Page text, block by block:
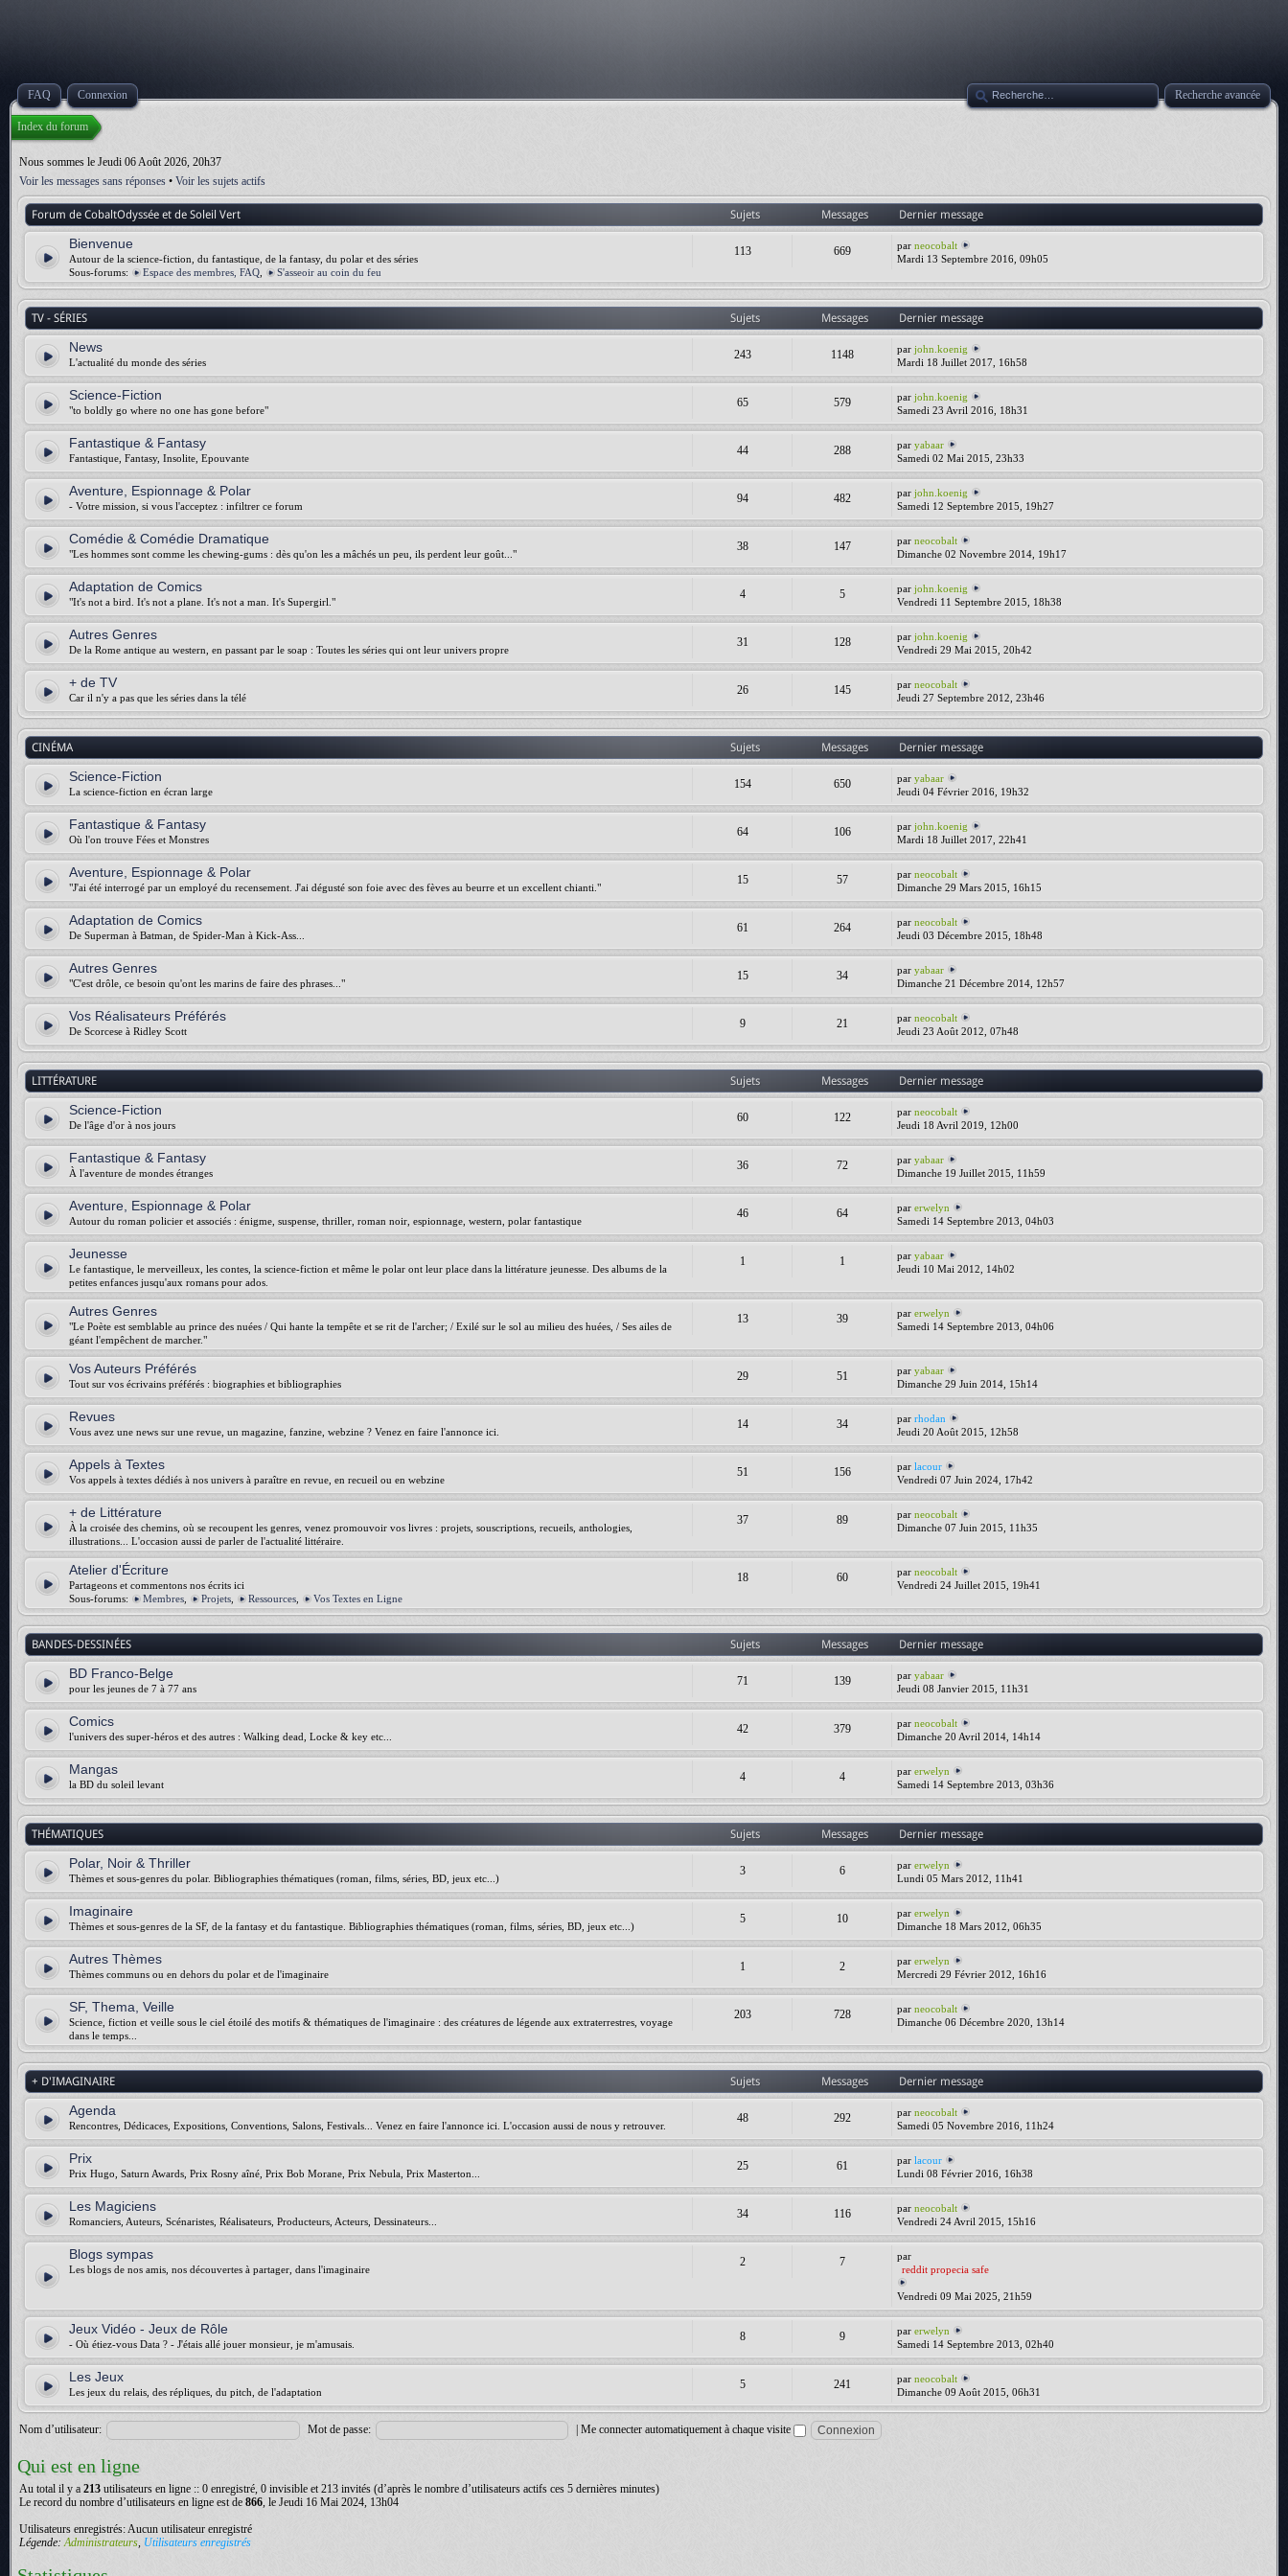
FAQ Connexion Recherche avancée
Index du forum
Nous sommes le Jeudi 06 Août 2026, 20h37
Voir les messages sans réponses • Voir les sujets actifs
Forum de CobaltOdyssée et de Soleil Vert Sujets Messages Dernier message
Bienvenue
Autour de la science-fiction, du fantastique, de la fantasy, du polar et des séries
Sous-forums:
Espace des membres, FAQ S'asseoir au coin du feu
113 669 parneocobalt
Mardi 13 Septembre 2016, 09h05
TV - SÉRIES Sujets Messages Dernier message
News
L'actualité du monde des séries
243 1148 parjohn.koenig
Mardi 18 Juillet 2017, 16h58
Science-Fiction
"to boldly go where no one has gone before"
65 579 parjohn.koenig
Samedi 23 Avril 2016, 18h31
Fantastique & Fantasy
Fantastique, Fantasy, Insolite, Epouvante
44 288 paryabaar
Samedi 02 Mai 2015, 23h33
Aventure, Espionnage & Polar
- Votre mission, si vous l'acceptez : infiltrer ce forum
94 482 parjohn.koenig
Samedi 12 Septembre 2015, 19h27
Comédie & Comédie Dramatique
"Les hommes sont comme les chewing-gums : dès qu'on les a mâchés un peu, ils perdent leur goût..."
38 147 parneocobalt
Dimanche 02 Novembre 2014, 19h17
Adaptation de Comics
"It's not a bird. It's not a plane. It's not a man. It's Supergirl."
4 5 parjohn.koenig
Vendredi 11 Septembre 2015, 18h38
Autres Genres
De la Rome antique au western, en passant par le soap : Toutes les séries qui ont leur univers propre
31 128 parjohn.koenig
Vendredi 29 Mai 2015, 20h42
+ de TV
Car il n'y a pas que les séries dans la télé
26 145 parneocobalt
Jeudi 27 Septembre 2012, 23h46
CINÉMA Sujets Messages Dernier message
Science-Fiction
La science-fiction en écran large
154 650 paryabaar
Jeudi 04 Février 2016, 19h32
Fantastique & Fantasy
Où l'on trouve Fées et Monstres
64 106 parjohn.koenig
Mardi 18 Juillet 2017, 22h41
Aventure, Espionnage & Polar
"J'ai été interrogé par un employé du recensement. J'ai dégusté son foie avec des fèves au beurre et un excellent chianti."
15 57 parneocobalt
Dimanche 29 Mars 2015, 16h15
Adaptation de Comics
De Superman à Batman, de Spider-Man à Kick-Ass...
61 264 parneocobalt
Jeudi 03 Décembre 2015, 18h48
Autres Genres
"C'est drôle, ce besoin qu'ont les marins de faire des phrases..."
15 34 paryabaar
Dimanche 21 Décembre 2014, 12h57
Vos Réalisateurs Préférés
De Scorcese à Ridley Scott
9 21 parneocobalt
Jeudi 23 Août 2012, 07h48
LITTÉRATURE Sujets Messages Dernier message
Science-Fiction
De l'âge d'or à nos jours
60 122 parneocobalt
Jeudi 18 Avril 2019, 12h00
Fantastique & Fantasy
À l'aventure de mondes étranges
36 72 paryabaar
Dimanche 19 Juillet 2015, 11h59
Aventure, Espionnage & Polar
Autour du roman policier et associés : énigme, suspense, thriller, roman noir, espionnage, western, polar fantastique
46 64 parerwelyn
Samedi 14 Septembre 2013, 04h03
Jeunesse
Le fantastique, le merveilleux, les contes, la science-fiction et même le polar ont leur place dans la littérature jeunesse. Des albums de la
petites enfances jusqu'aux romans pour ados.
1 1 paryabaar
Jeudi 10 Mai 2012, 14h02
Autres Genres
"Le Poète est semblable au prince des nuées / Qui hante la tempête et se rit de l'archer; / Exilé sur le sol au milieu des huées, / Ses ailes de
géant l'empêchent de marcher."
13 39 parerwelyn
Samedi 14 Septembre 2013, 04h06
Vos Auteurs Préférés
Tout sur vos écrivains préférés : biographies et bibliographies
29 51 paryabaar
Dimanche 29 Juin 2014, 15h14
Revues
Vous avez une news sur une revue, un magazine, fanzine, webzine ? Venez en faire l'annonce ici.
14 34 parrhodan
Jeudi 20 Août 2015, 12h58
Appels à Textes
Vos appels à textes dédiés à nos univers à paraître en revue, en recueil ou en webzine
51 156 parlacour
Vendredi 07 Juin 2024, 17h42
+ de Littérature
À la croisée des chemins, où se recoupent les genres, venez promouvoir vos livres : projets, souscriptions, recueils, anthologies,
illustrations... L'occasion aussi de parler de l'actualité littéraire.
37 89 parneocobalt
Dimanche 07 Juin 2015, 11h35
Atelier d'Écriture
Partageons et commentons nos écrits ici
Sous-forums:
Membres Projets Ressources Vos Textes en Ligne
18 60 parneocobalt
Vendredi 24 Juillet 2015, 19h41
BANDES-DESSINÉES Sujets Messages Dernier message
BD Franco-Belge
pour les jeunes de 7 à 77 ans
71 139 paryabaar
Jeudi 08 Janvier 2015, 11h31
Comics
l'univers des super-héros et des autres : Walking dead, Locke & key etc...
42 379 parneocobalt
Dimanche 20 Avril 2014, 14h14
Mangas
la BD du soleil levant
4 4 parerwelyn
Samedi 14 Septembre 2013, 03h36
THÉMATIQUES Sujets Messages Dernier message
Polar, Noir & Thriller
Thèmes et sous-genres du polar. Bibliographies thématiques (roman, films, séries, BD, jeux etc...)
3 6 parerwelyn
Lundi 05 Mars 2012, 11h41
Imaginaire
Thèmes et sous-genres de la SF, de la fantasy et du fantastique. Bibliographies thématiques (roman, films, séries, BD, jeux etc...)
5 10 parerwelyn
Dimanche 18 Mars 2012, 06h35
Autres Thèmes
Thèmes communs ou en dehors du polar et de l'imaginaire
1 2 parerwelyn
Mercredi 29 Février 2012, 16h16
SF, Thema, Veille
Science, fiction et veille sous le ciel étoilé des motifs & thématiques de l'imaginaire : des créatures de légende aux extraterrestres, voyage
dans le temps...
203 728 parneocobalt
Dimanche 06 Décembre 2020, 13h14
+ D'IMAGINAIRE Sujets Messages Dernier message
Agenda
Rencontres, Dédicaces, Expositions, Conventions, Salons, Festivals... Venez en faire l'annonce ici. L'occasion aussi de nous y retrouver.
48 292 parneocobalt
Samedi 05 Novembre 2016, 11h24
Prix
Prix Hugo, Saturn Awards, Prix Rosny aîné, Prix Bob Morane, Prix Nebula, Prix Masterton...
25 61 parlacour
Lundi 08 Février 2016, 16h38
Les Magiciens
Romanciers, Auteurs, Scénaristes, Réalisateurs, Producteurs, Acteurs, Dessinateurs...
34 116 parneocobalt
Vendredi 24 Avril 2015, 15h16
Blogs sympas
Les blogs de nos amis, nos découvertes à partager, dans l'imaginaire
2 7
par
reddit propecia safe
Vendredi 09 Mai 2025, 21h59
Jeux Vidéo - Jeux de Rôle
- Où étiez-vous Data ? - J'étais allé jouer monsieur, je m'amusais.
8 9 parerwelyn
Samedi 14 Septembre 2013, 02h40
Les Jeux
Les jeux du relais, des répliques, du pitch, de l'adaptation
5 241 parneocobalt
Dimanche 09 Août 2015, 06h31
Nom d’utilisateur: Mot de passe: |Me connecter automatiquement à chaque visite
Qui est en ligne
Au total il y a 213 utilisateurs en ligne :: 0 enregistré, 0 invisible et 213 invités (d’après le nombre d’utilisateurs actifs ces 5 dernières minutes)
Le record du nombre d’utilisateurs en ligne est de 866, le Jeudi 16 Mai 2024, 13h04
Utilisateurs enregistrés: Aucun utilisateur enregistré
Légende:Administrateurs, Utilisateurs enregistrés